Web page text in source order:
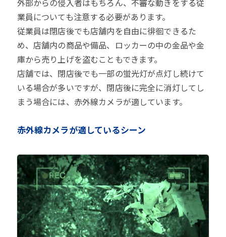
外部からの侵入者はもちろん、不審な動きをする従
業員についても注意する必要があります。
従業員は閉店後でも店舗内を自由に徘徊できるた
め、店舗内の商品や備品、ロッカーの中の金品や金
庫から売り上げを盗むこともできます。
店舗では、閉店後でも一部の蛍光灯が点灯し続けて
いる場合が多いですが、閉店後に完全に消灯してし
まう場合には、赤外線カメラが適しています。
赤外線カメラが適しているシーン